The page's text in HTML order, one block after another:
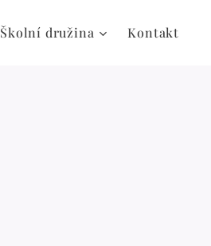
Školní družina Kontakt